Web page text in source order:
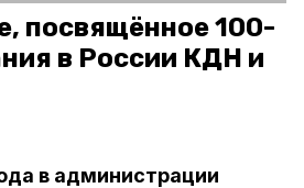
посвящённое 100-
в России КДН и
в администрации